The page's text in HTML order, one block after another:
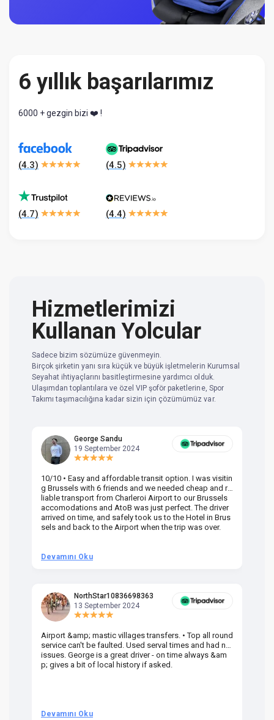
6 yıllık başarılarımız
6000 + gezgin bizi ❤️ !
(4.3) (4.5)
(4.7) (4.4)
Hizmetlerimizi
Kullanan Yolcular
Sadece bizim sözümüze güvenmeyin.
Birçok şirketin yanı sıra küçük ve büyük işletmelerin Kurumsal
Seyahat ihtiyaçlarını basitleştirmesine yardımcı olduk.
Ulaşımdan toplantılara ve özel VIP şoför paketlerine, Spor
Takımı taşımacılığına kadar sizin için çözümümüz var.
George Sandu
19 September 2024
10/10 • Easy and affordable transit option. I was visitin
g Brussels with 6 friends and we needed cheap and re
liable transport from Charleroi Airport to our Brussels
accomodations and AtoB was just perfect. The driver
arrived on time, and safely took us to the Hotel in Brus
sels and back to the Airport when the trip was over.
Devamını Oku
NorthStar10836698363
13 September 2024
Airport &amp; mastic villages transfers. • Top all round
service can't be faulted. Used serval times and had no
issues. George is a great driver - on time always &am
p; gives a bit of local history if asked.
Devamını Oku